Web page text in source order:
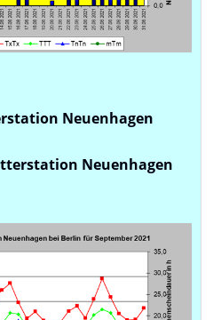
Neuenhagen
Neuenhagen